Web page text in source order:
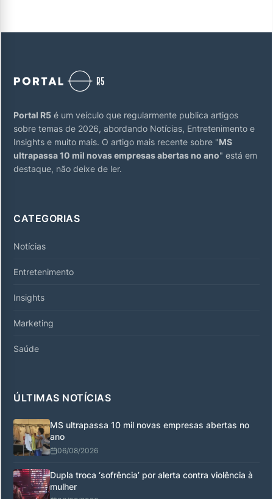
Portal R5 é um veículo que regularmente publica artigos
sobre temas de 2026, abordando Notícias, Entretenimento e
Insights e muito mais. O artigo mais recente sobre "MS
ultrapassa 10 mil novas empresas abertas no ano" está em
destaque, não deixe de ler.
CATEGORIAS
Notícias
Entretenimento
Insights
Marketing
Saúde
ÚLTIMAS NOTÍCIAS
MS ultrapassa 10 mil novas empresas abertas no
ano
06/08/2026
Dupla troca ‘sofrência’ por alerta contra violência à
mulher